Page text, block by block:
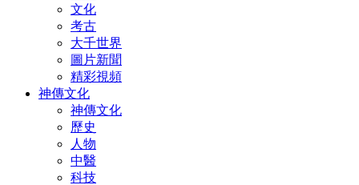
文化
考古
大千世界
圖片新聞
精彩視頻
神傳文化
神傳文化
歷史
人物
中醫
科技